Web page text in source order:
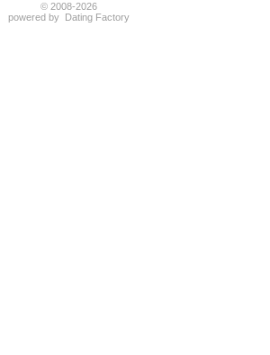
© 2008-2026
powered by Dating Factory